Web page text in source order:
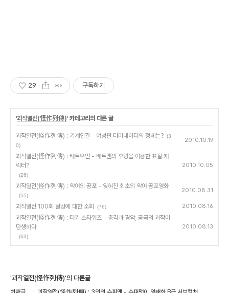
29 구독하기
'괴작열전(怪作列傳)' 카테고리의 다른 글
괴작열전(怪作列傳) : 기계인간 - 여성판 터미네이터의 정체는? (3
0)
2010.10.19
괴작열전(怪作列傳) : 배트우먼 - 배트맨의 후광을 이용한 표절 캐
릭터?
(26)
2010.10.05
괴작열전(怪作列傳) : 악어의 공포 - 잊혀진 최초의 악어 공포영화
(55)
2010.08.31
괴작열전 100회 달성에 대한 소회 (76) 2010.08.16
괴작열전(怪作列傳) : 터키 스타워즈 - 충격과 경악, 궁극의 괴작이
탄생하다
(63)
2010.08.13
'괴작열전(怪作列傳)'의 다른글